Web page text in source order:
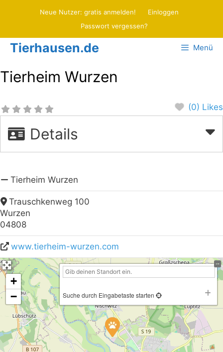
Neue Nutzer: gratis anmelden!
Einloggen
Passwort vergessen?
Tierhausen.de Menü
Tierheim Wurzen
(0) Likes
Details
Tierheim Wurzen
Trauschkenweg 100
Wurzen
04808
www.tierheim-wurzen.com
+
−
Suche durch Eingabetaste starten